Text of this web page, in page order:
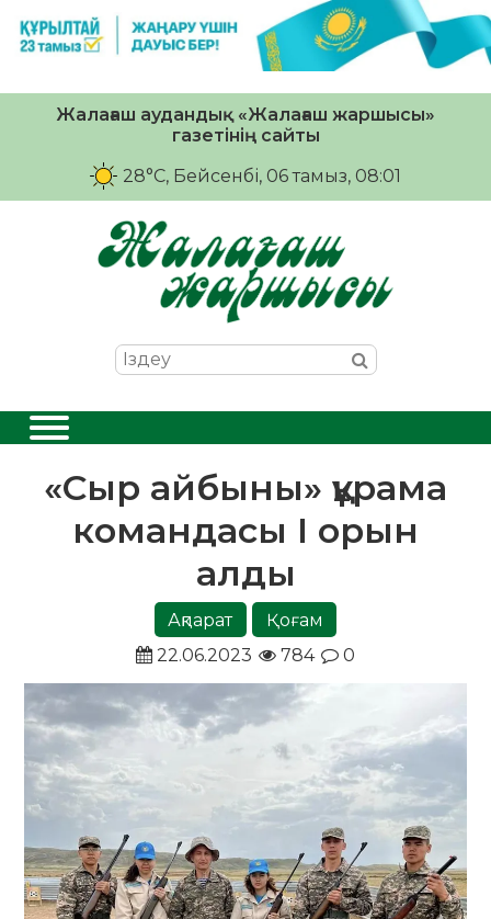
Жалағаш аудандық «Жалағаш жаршысы»
газетінің сайты
28°C, Бейсенбі, 06 тамыз, 08:01
«Сыр айбыны» құрама
командасы І орын
алды
Ақпарат
Қоғам
22.06.2023
784 0